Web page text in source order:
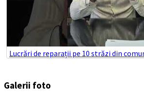
Lucrări de reparații pe 10 străzi din
Galerii foto